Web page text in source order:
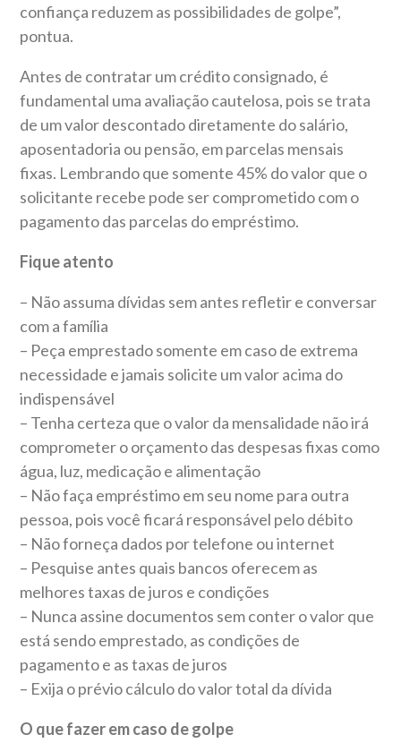
confiança reduzem as possibilidades de golpe”,
pontua.
Antes de contratar um crédito consignado, é
fundamental uma avaliação cautelosa, pois se trata
de um valor descontado diretamente do salário,
aposentadoria ou pensão, em parcelas mensais
fixas. Lembrando que somente 45% do valor que o
solicitante recebe pode ser comprometido com o
pagamento das parcelas do empréstimo.
Fique atento
– Não assuma dívidas sem antes refletir e conversar
com a família
– Peça emprestado somente em caso de extrema
necessidade e jamais solicite um valor acima do
indispensável
– Tenha certeza que o valor da mensalidade não irá
comprometer o orçamento das despesas fixas como
água, luz, medicação e alimentação
– Não faça empréstimo em seu nome para outra
pessoa, pois você ficará responsável pelo débito
– Não forneça dados por telefone ou internet
– Pesquise antes quais bancos oferecem as
melhores taxas de juros e condições
– Nunca assine documentos sem conter o valor que
está sendo emprestado, as condições de
pagamento e as taxas de juros
– Exija o prévio cálculo do valor total da dívida
O que fazer em caso de golpe